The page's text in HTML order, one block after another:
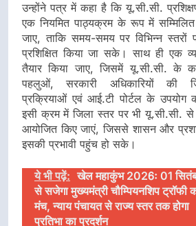
उन्होंने पत्र में कहा है कि यू.सी.सी.
एक नियमित पाठ्यक्रम के रूप में
जाए, ताकि समय-समय पर विभिन्न स्तरों
प्रशिक्षित किया जा सके। साथ ही एक
तैयार किया जाए, जिसमें यू.सी.सी. के
पहलुओं, सरकारी अधिकारियों की
प्रक्रियाओं एवं आई.टी पोर्टल के उपयोग
इसी क्रम में जिला स्तर पर भी यू.सी.सी. से
आयोजित किए जाएं, जिससे शासन और
इसकी प्रभावी पहुंच हो सके।
ये भी पढ़ें: खेल महाकुंभ 2026ः 01
से सजेगा मुख्यमंत्री चौम्पियनशिप ट्रॉफी
मंच, न्याय पंचायत से राज्य स्तर तक होगा
प्रतिभा का प्रदर्शन